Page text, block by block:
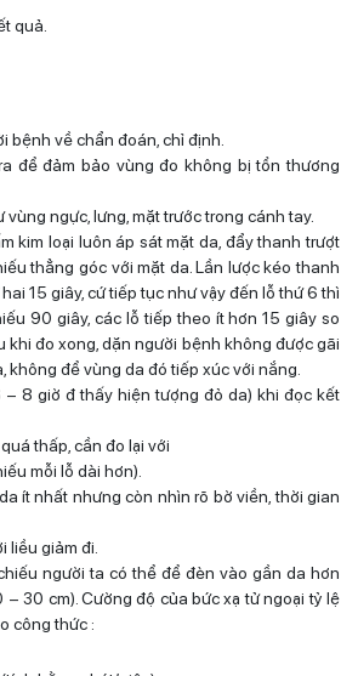
quả.
bệnh về chẩn đoán, chỉ định.
để đảm bảo vùng đo không bị tổn thương
ngực, lưng, mặt trước trong cánh tay.
kim loại luôn áp sát mặt da, đẩy thanh trượt
thẳng góc với mặt da. Lần lược kéo thanh
15 giây, cứ tiếp tục như vậy đến lỗ thứ 6 thì
90 giây, các lỗ tiếp theo ít hơn 15 giây so
khi đo xong, dặn người bệnh không được gãi
để vùng da đó tiếp xúc với nắng.
8 giờ đ thấy hiện tượng đỏ da) khi đọc kết
thấp, cần đo lại với
mỗi lỗ dài hơn).
ít nhất nhưng còn nhìn rõ bờ viền, thời gian
liều giảm đi.
người ta có thể để đèn vào gần da hơn
30 cm). Cường độ của bức xạ tử ngoại tỷ lệ
công thức :